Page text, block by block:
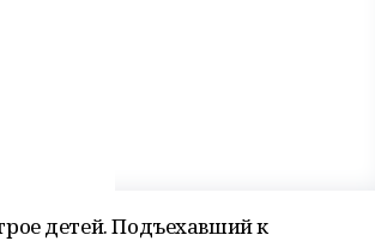
детей. Подъехавший к